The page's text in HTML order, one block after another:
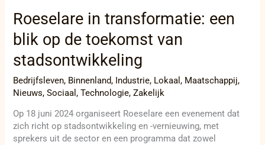
Roeselare in transformatie: een
blik op de toekomst van
stadsontwikkeling
Bedrijfsleven, Binnenland, Industrie, Lokaal, Maatschappij,
Nieuws,Sociaal,Technologie,Zakelijk
Op 18 juni 2024 organiseert Roeselare een evenement dat
zich richt op stadsontwikkeling en -vernieuwing, met
sprekers uit de sector en een programma dat zowel
stadsontwikkeling